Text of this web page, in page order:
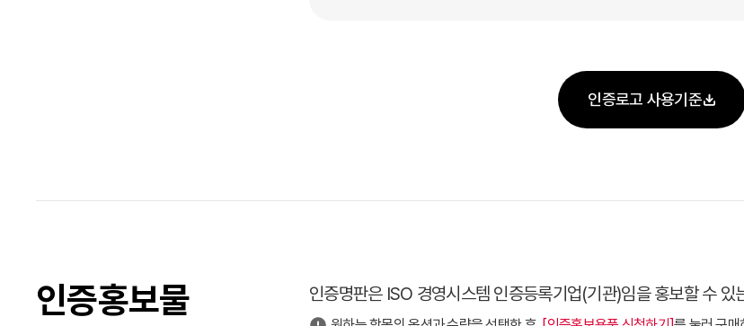
인증로고 사용기준
인증홍보물 인증명판은 ISO 경영시스템 인증등록기업(기관)임을 홍보할 수